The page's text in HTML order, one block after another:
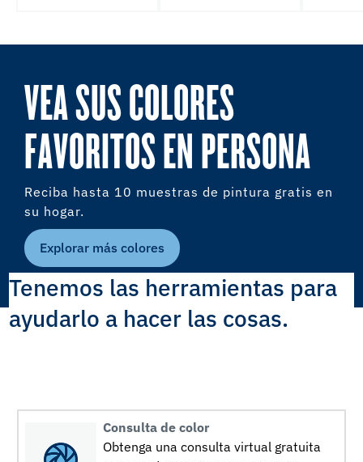
VEA SUS COLORES
FAVORITOS EN PERSONA
Reciba hasta 10 muestras de pintura gratis en
su hogar.
Explorar más colores
Tenemos las herramientas para
ayudarlo a hacer las cosas.
Consulta de color
Obtenga una consulta virtual gratuita